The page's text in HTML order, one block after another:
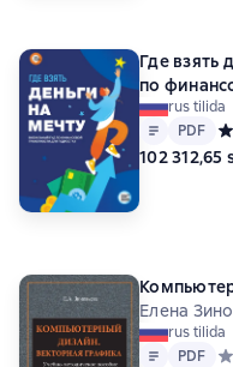
Где взять
по
rus tilida
Matn
PDF
PDF
102 312,65
Елена
rus tilida
Matn
PDF
PDF